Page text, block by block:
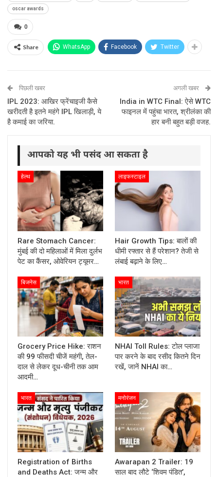
oscar awards
0
Share WhatsApp Facebook Twitter
पिछली खबर
IPL 2023: आखिर फ्रेंचाइजी कैसे
खरीदती है इतने महंगे IPL खिलाड़ी, ये
है कमाई का जरिया.
अगली खबर
India in WTC Final: ऐसे WTC
फाइनल में पहुंचा भारत, श्रीलंका की
हार बनी बहुत बड़ी वजह.
आपको यह भी पसंद आ सकता है
हेल्थ
Rare Stomach Cancer:
मुंबई की दो महिलाओं में मिला दुर्लभ
पेट का कैंसर, ओवेरियन ट्यूमर…
लाइफस्टाइल
Hair Growth Tips: बालों की
धीमी रफ्तार से हैं परेशान? तेजी से
लंबाई बढ़ाने के लिए…
बिजनेस
Grocery Price Hike: राशन
की 99 फीसदी चीजें महंगी, तेल-
दाल से लेकर दूध-चीनी तक आम
आदमी…
भारत
NHAI Toll Rules: टोल प्लाजा
पार करने के बाद रसीद कितने दिन
रखें, जानें NHAI का…
भारत
Registration of Births
and Deaths Act: जन्म और
मनोरंजन
Awarapan 2 Trailer: 19
साल बाद लौटे ‘शिवम पंडित’,